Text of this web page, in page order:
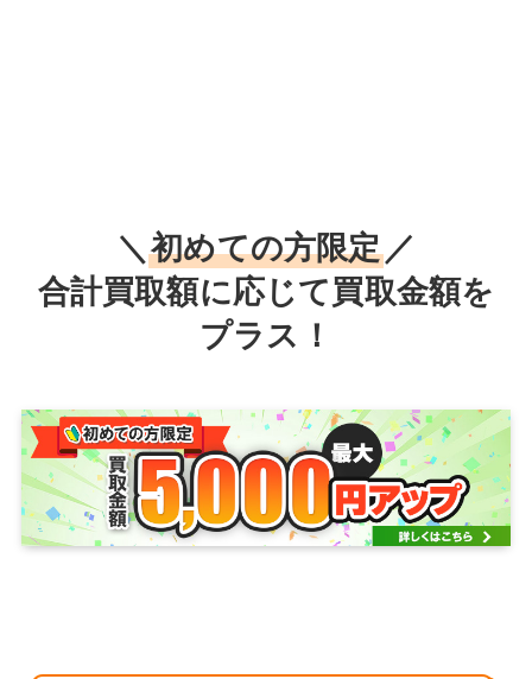
＼初めての方限定／
合計買取額に応じて買取金額を
プラス！